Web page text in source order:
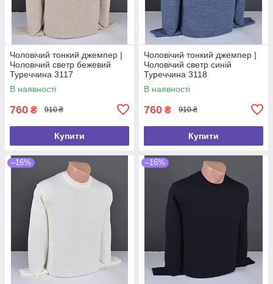
Чоловічий тонкий джемпер |
Чоловічий светр бежевий
Туреччина 3117
В наявності
760 ₴ 910 ₴
Купити
Чоловічий тонкий джемпер |
Чоловічий светр синій
Туреччина 3118
В наявності
760 ₴ 910 ₴
Купити
–16% –16%